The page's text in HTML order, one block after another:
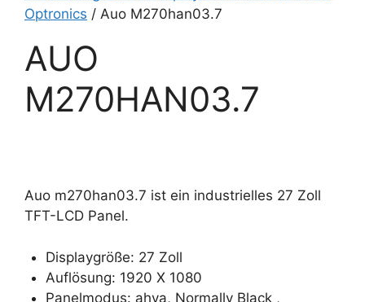
Optronics / Auo M270han03.7
AUO
M270HAN03.7
Auo m270han03.7 ist ein industrielles 27 Zoll
TFT-LCD Panel.
Displaygröße: 27 Zoll
Auflösung: 1920 X 1080
Panelmodus: ahva, Normally Black ,